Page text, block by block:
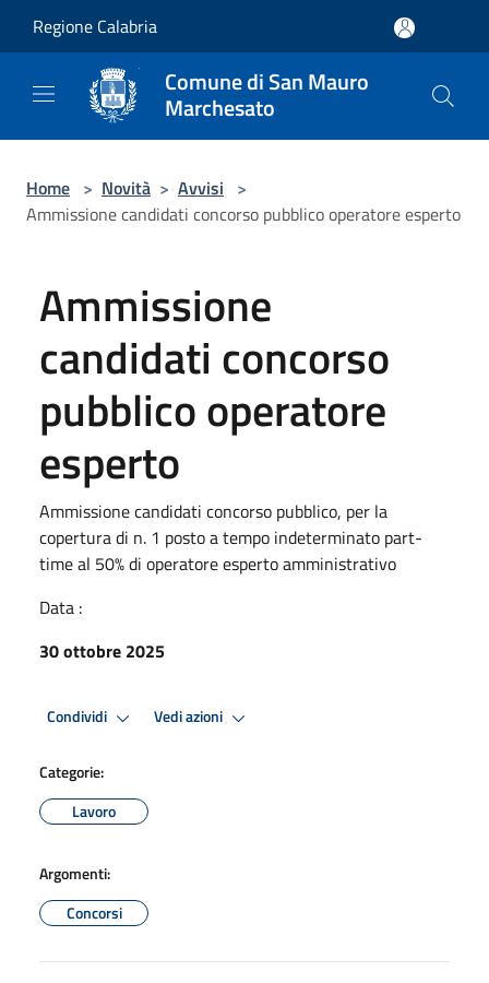
Regione Calabria
Comune di San Mauro
Marchesato
Home > Novità > Avvisi >
Ammissione candidati concorso pubblico operatore esperto
Ammissione
candidati concorso
pubblico operatore
esperto
Ammissione candidati concorso pubblico, per la
copertura di n. 1 posto a tempo indeterminato part-
time al 50% di operatore esperto amministrativo
Data :
30 ottobre 2025
Condividi Vedi azioni
Categorie:
Lavoro
Argomenti:
Concorsi